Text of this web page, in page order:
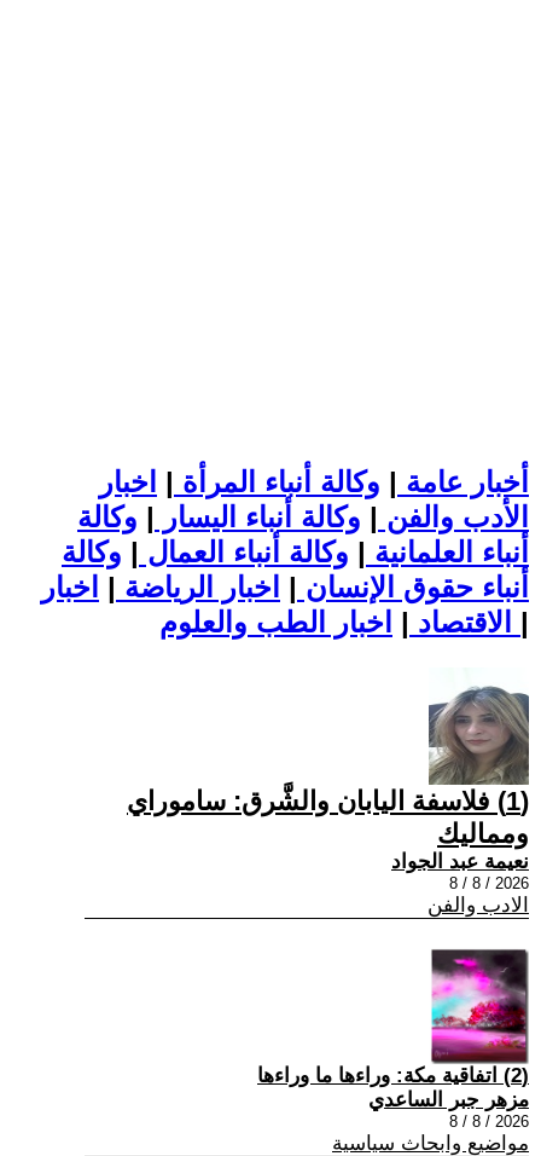
أخبار عامة | وكالة أنباء المرأة | اخبار
الأدب والفن | وكالة أنباء اليسار | وكالة
أنباء العلمانية | وكالة أنباء العمال | وكالة
أنباء حقوق الإنسان | اخبار الرياضة | اخبار
الاقتصاد | |
(1) فلاسفة اليابان والشَّرق: ساموراي
ومماليك
نعيمة عبد الجواد
2026 / 8 / 8
الادب والفن
(2) اتفاقية مكة: وراءها ما وراءها
مزهر جبر الساعدي
2026 / 8 / 8
مواضيع وابحاث سياسية